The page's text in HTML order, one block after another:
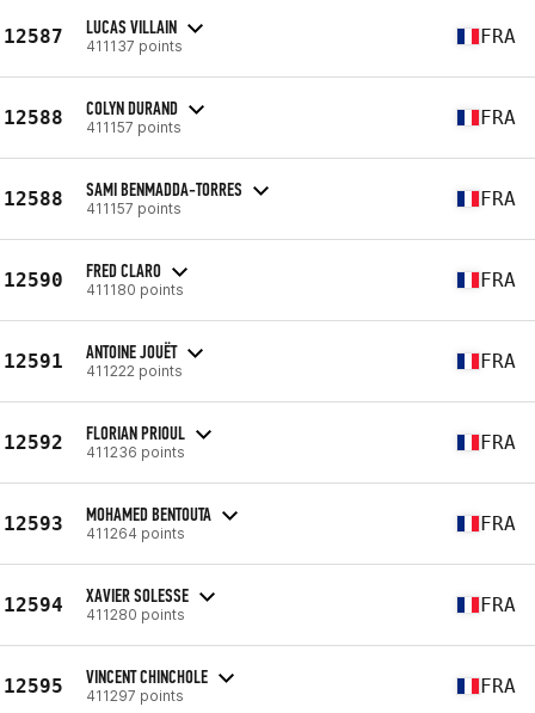
12587 LUCAS VILLAIN
411137 points FRA
12588 COLYN DURAND
411157 points FRA
12588 SAMI BENMADDA-TORRES
411157 points FRA
12590 FRED CLARO
411180 points FRA
12591 ANTOINE JOUËT
411222 points FRA
12592 FLORIAN PRIOUL
411236 points FRA
12593 MOHAMED BENTOUTA
411264 points FRA
12594 XAVIER SOLESSE
411280 points FRA
12595 VINCENT CHINCHOLE
411297 points FRA